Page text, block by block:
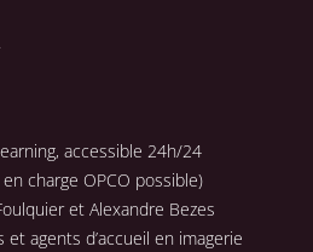
accessible 24h/24
charge OPCO possible)
et Alexandre Bezes
et agents d’accueil en imagerie